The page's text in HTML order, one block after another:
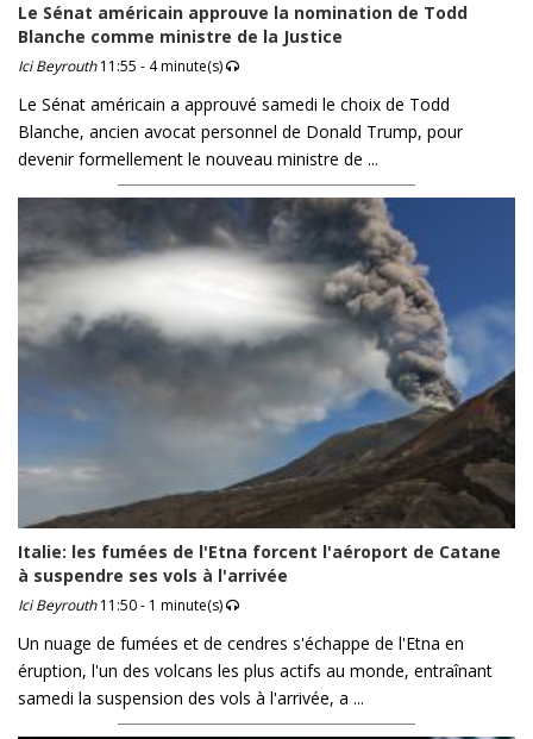
Le Sénat américain approuve la nomination de Todd
Blanche comme ministre de la Justice
Ici Beyrouth11:55 - 4 minute(s)
Le Sénat américain a approuvé samedi le choix de Todd
Blanche, ancien avocat personnel de Donald Trump, pour
devenir formellement le nouveau ministre de ...
Italie: les fumées de l'Etna forcent l'aéroport de Catane
à suspendre ses vols à l'arrivée
Ici Beyrouth11:50 - 1 minute(s)
Un nuage de fumées et de cendres s'échappe de l'Etna en
éruption, l'un des volcans les plus actifs au monde, entraînant
samedi la suspension des vols à l'arrivée, a ...